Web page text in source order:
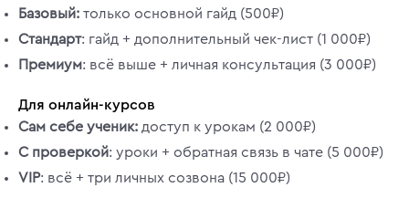
Базовый: только основной гайд (500₽)
Стандарт: гайд + дополнительный чек-лист (1 000₽)
Премиум: всё выше + личная консультация (3 000₽)
Для онлайн-курсов
Сам себе ученик: доступ к урокам (2 000₽)
С проверкой: уроки + обратная связь в чате (5 000₽)
VIP: всё + три личных созвона (15 000₽)